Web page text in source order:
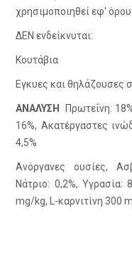
χρησιμοποιηθεί εφ'
ΔΕΝ ενδείκνυται:
Κουτάβια
Εγκυες και θηλάζουσες
ΑΝΑΛΥΣΗ
Πρωτεΐνη:
16%, Ακατέργαστες
4,5%
Ανόργανες ουσίες,
Νάτριο: 0,2%, Υγρασία:
mg/kg, L-καρνιτίνη 300